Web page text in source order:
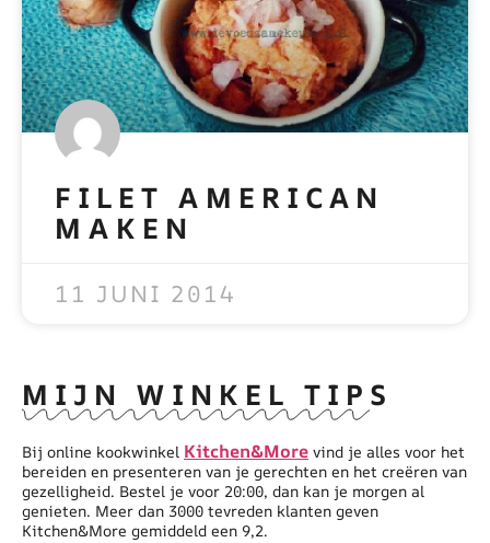
FILET AMERICAN
MAKEN
11 JUNI 2014
MIJN WINKEL TIPS
Bij online kookwinkel Kitchen&More vind je alles voor het
bereiden en presenteren van je gerechten en het creëren van
gezelligheid. Bestel je voor 20:00, dan kan je morgen al
genieten. Meer dan 3000 tevreden klanten geven
Kitchen&More gemiddeld een 9,2.